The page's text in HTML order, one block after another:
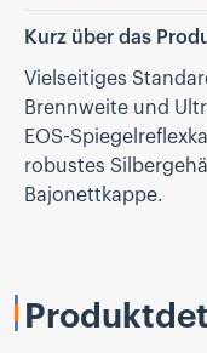
Kurz über das
Vielseitiges
Brennweite und
EOS-
robustes
Bajonettkappe.